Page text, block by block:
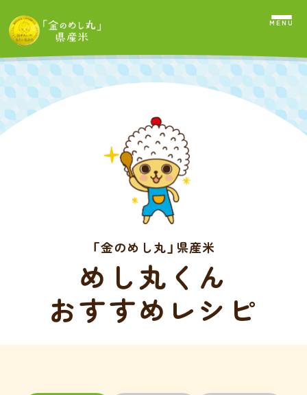
「金のめし丸」県産米
めし丸くん
おすすめレシピ